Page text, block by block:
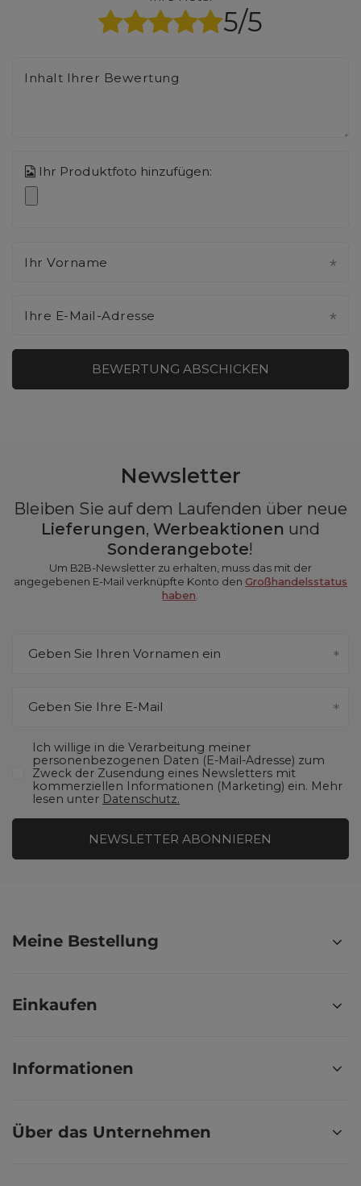
5/5
Inhalt Ihrer Bewertung
Ihr Produktfoto hinzufügen:
Ihr Vorname
Ihre E-Mail-Adresse
BEWERTUNG ABSCHICKEN
Newsletter
Bleiben Sie auf dem Laufenden über neue
Lieferungen, Werbeaktionen und
Sonderangebote!
Um B2B-Newsletter zu erhalten, muss das mit der
angegebenen E-Mail verknüpfte Konto den Großhandelsstatus
haben.
Geben Sie Ihren Vornamen ein
Geben Sie Ihre E-Mail
Ich willige in die Verarbeitung meiner
personenbezogenen Daten (E-Mail-Adresse) zum
Zweck der Zusendung eines Newsletters mit
kommerziellen Informationen (Marketing) ein. Mehr
lesen unter Datenschutz.
NEWSLETTER ABONNIEREN
Meine Bestellung
Einkaufen
Informationen
Über das Unternehmen